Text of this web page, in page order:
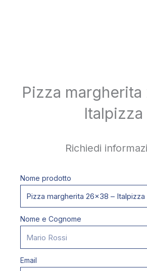
Pizza
Italpizza
Richiedi
Nome prodotto
Nome e Cognome
Email